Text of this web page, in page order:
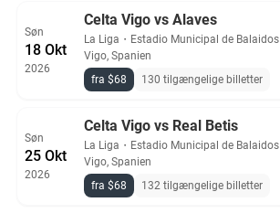
Søn
18 Okt
2026
Celta Vigo vs Alaves
La Liga ・ Estadio Municipal de Balaidos
Vigo, Spanien
fra $68
130 tilgængelige billetter
Søn
25 Okt
2026
Celta Vigo vs Real Betis
La Liga ・ Estadio Municipal de Balaidos
Vigo, Spanien
fra $68
132 tilgængelige billetter